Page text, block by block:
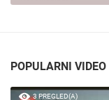
POPULARNI VIDEO
3 PREGLED(A)